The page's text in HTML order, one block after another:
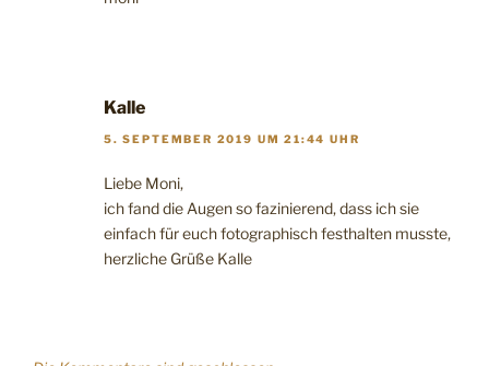
Kalle
5. SEPTEMBER 2019 UM 21:44 UHR
Liebe Moni,
ich fand die Augen so fazinierend, dass ich sie
einfach für euch fotographisch festhalten musste,
herzliche Grüße Kalle